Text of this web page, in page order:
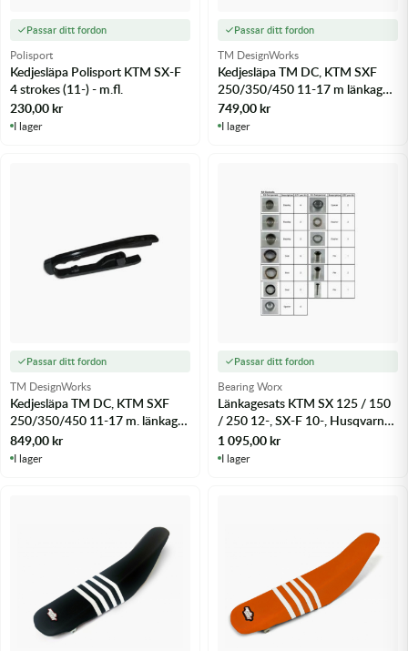
Passar ditt fordon
Polisport
Kedjesläpa Polisport KTM SX-F
4 strokes (11-) - m.fl.
230,00kr
I lager
Passar ditt fordon
TM DesignWorks
Kedjesläpa TM DC, KTM SXF
250/350/450 11-17 m länkage,
HQV 14-, Orange - m.fl.
749,00kr
I lager
Passar ditt fordon
TM DesignWorks
Kedjesläpa TM DC, KTM SXF
250/350/450 11-17 m. länkage,
HQV14-17 Svart - m.fl.
849,00kr
I lager
Passar ditt fordon
Bearing Worx
Länkagesats KTM SX 125 / 150
/ 250 12-, SX-F 10-, Husqvarna
14- m.fl.
1 095,00kr
I lager